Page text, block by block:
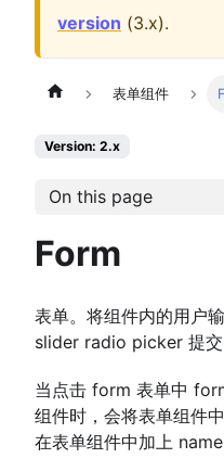
version (3.x).
表单组件
Version: 2.x
On this page
Form
表单。将组件内的用户
slider radio picker 提交
当点击 form 表单中
组件时，会将表单组件
在表单组件中加上 name